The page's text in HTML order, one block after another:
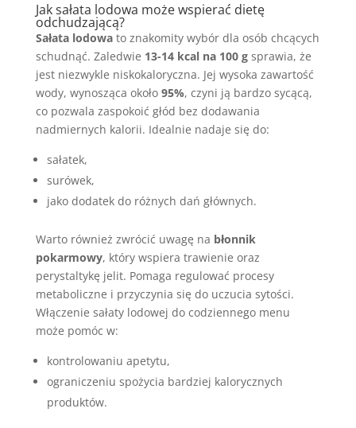
Jak sałata lodowa może wspierać dietę
odchudzającą?
Sałata lodowato znakomity wybór dla osób chcących
schudnąć. Zaledwie 13-14 kcal na 100 gsprawia, że
jest niezwykle niskokaloryczna. Jej wysoka zawartość
wody, wynosząca około 95%, czyni ją bardzo sycącą,
co pozwala zaspokoić głód bez dodawania
nadmiernych kalorii. Idealnie nadaje się do:
sałatek,
surówek,
jako dodatek do różnych dań głównych.
Warto również zwrócić uwagę na błonnik
pokarmowy, który wspiera trawienie oraz
perystaltykę jelit. Pomaga regulować procesy
metaboliczne i przyczynia się do uczucia sytości.
Włączenie sałaty lodowej do codziennego menu
może pomóc w:
kontrolowaniu apetytu,
ograniczeniu spożycia bardziej kalorycznych
produktów.